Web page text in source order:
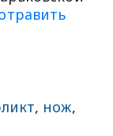
, нож,